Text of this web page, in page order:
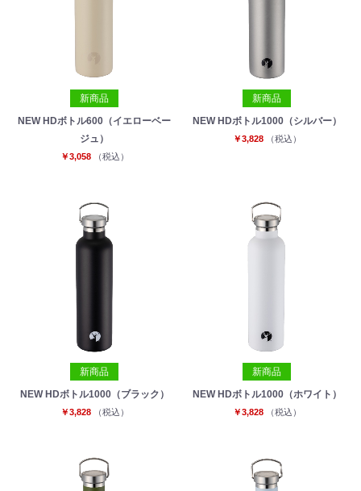
新商品
NEW HDボトル600（イエローベー
ジュ）
￥3,058 （税込）
新商品
NEW HDボトル1000（シルバー）
￥3,828 （税込）
新商品
NEW HDボトル1000（ブラック）
￥3,828 （税込）
新商品
NEW HDボトル1000（ホワイト）
￥3,828 （税込）